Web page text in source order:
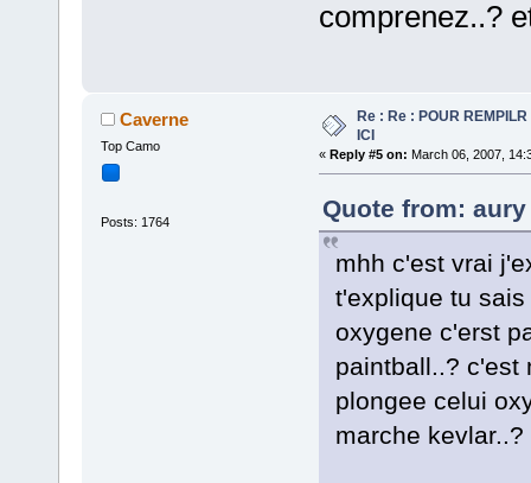
comprenez..?
Caverne
Top Camo
Posts: 1764
Re : Re : POUR
ICI
« Reply #5 on: March 06, 2007,
Quote from: aury
mhh c'est vrai
t'explique tu
oxygene c'erst
paintball..? c'est
plongee celui
marche kevlar..?